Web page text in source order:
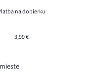
na dobierku
3,99 €